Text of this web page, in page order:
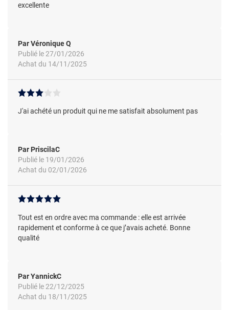
excellente
Par Véronique Q
Publié le 27/01/2026
Achat du 14/11/2025
J'ai achété un produit qui ne me satisfait absolument pas
Par PriscilaC
Publié le 19/01/2026
Achat du 02/01/2026
Tout est en ordre avec ma commande : elle est arrivée
rapidement et conforme à ce que j’avais acheté. Bonne
qualité
Par YannickC
Publié le 22/12/2025
Achat du 18/11/2025